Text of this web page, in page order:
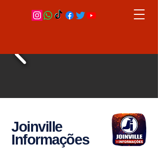
Joinville
Informações